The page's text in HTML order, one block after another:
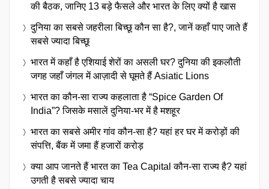
की बैठक, जानिए 13 बड़े फैसले और भारत के लिए क्यों है खास
दुनिया का सबसे जहरीला बिच्छू कौन सा है?, जानें कहाँ पाए जाते हैं
सबसे ज्यादा बिच्छू
भारत में कहाँ है एशियाई शेरों का असली घर? दुनिया की इकलौती
जगह जहाँ जंगल में आज़ादी से घूमते हैं Asiatic Lions
भारत का कौन-सा राज्य कहलाता है “Spice Garden Of
India”? जिसके मसालें दुनिया-भर में है मशहूर
भारत का सबसे अमीर गांव कौन-सा है? यहां हर घर में करोड़ों की
संपत्ति, बैंक में जमा हैं हजारों करोड़
क्या आप जानते हैं भारत का Tea Capital कौन-सा राज्य है? यहां
उगती है सबसे ज्यादा चाय